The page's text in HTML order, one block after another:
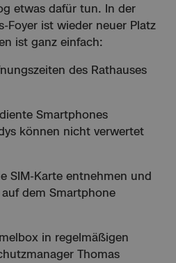
etwas dafür tun. In der
Foyer ist wieder neuer Platz
ist ganz einfach:
des Rathauses
Smartphones
können nicht verwertet
SIM-Karte entnehmen und
dem Smartphone
in regelmäßigen
Thomas